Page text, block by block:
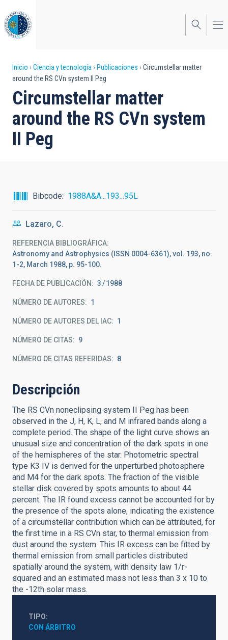
al
contenido
principal
Sobrescribir
enlaces
de
ayuda
a
Inicio Ciencia y tecnología Publicaciones
Circumstellar matter
around the RS CVn system II Peg
Circumstellar matter
around the RS CVn system
II Peg
Bibcode 1988A&A...193...95L
Lazaro, C.
REFERENCIA BIBLIOGRÁFICA
Astronomy and Astrophysics (ISSN 0004-6361), vol. 193, no.
1-2, March 1988, p. 95-100.
FECHA DE PUBLICACIÓN: 3 1988
NÚMERO DE AUTORES 1
NÚMERO DE AUTORES DEL IAC 1
NÚMERO DE CITAS 9
NÚMERO DE CITAS REFERIDAS 8
Descripción
The RS CVn noneclipsing system II Peg has been
observed in the J, H, K, L, and M infrared bands along a
complete period. The shape of the light curve shows an
unusual size and concentration of the dark spots in one
of the hemispheres of the star. Photometric spectral
type K3 IV is derived for the unperturbed photosphere
and M4 for the dark spots. The fraction of the visible
stellar disk covered by spots amounts to about 44
percent. The IR found excess cannot be accounted for by
the presence of the spots alone, indicating the existence
of a circumstellar contribution which can be attributed, for
the first time in a RS CVn star, to thermal emission from
dust around the system. This IR excess can be fitted by
thermal emission from small particles distributed
spatially around the system, with density law 1/r-
squared and an estimated mass not less than 3 x 10 to
the -12th solar mass.
TIPO
CON ÁRBITRO